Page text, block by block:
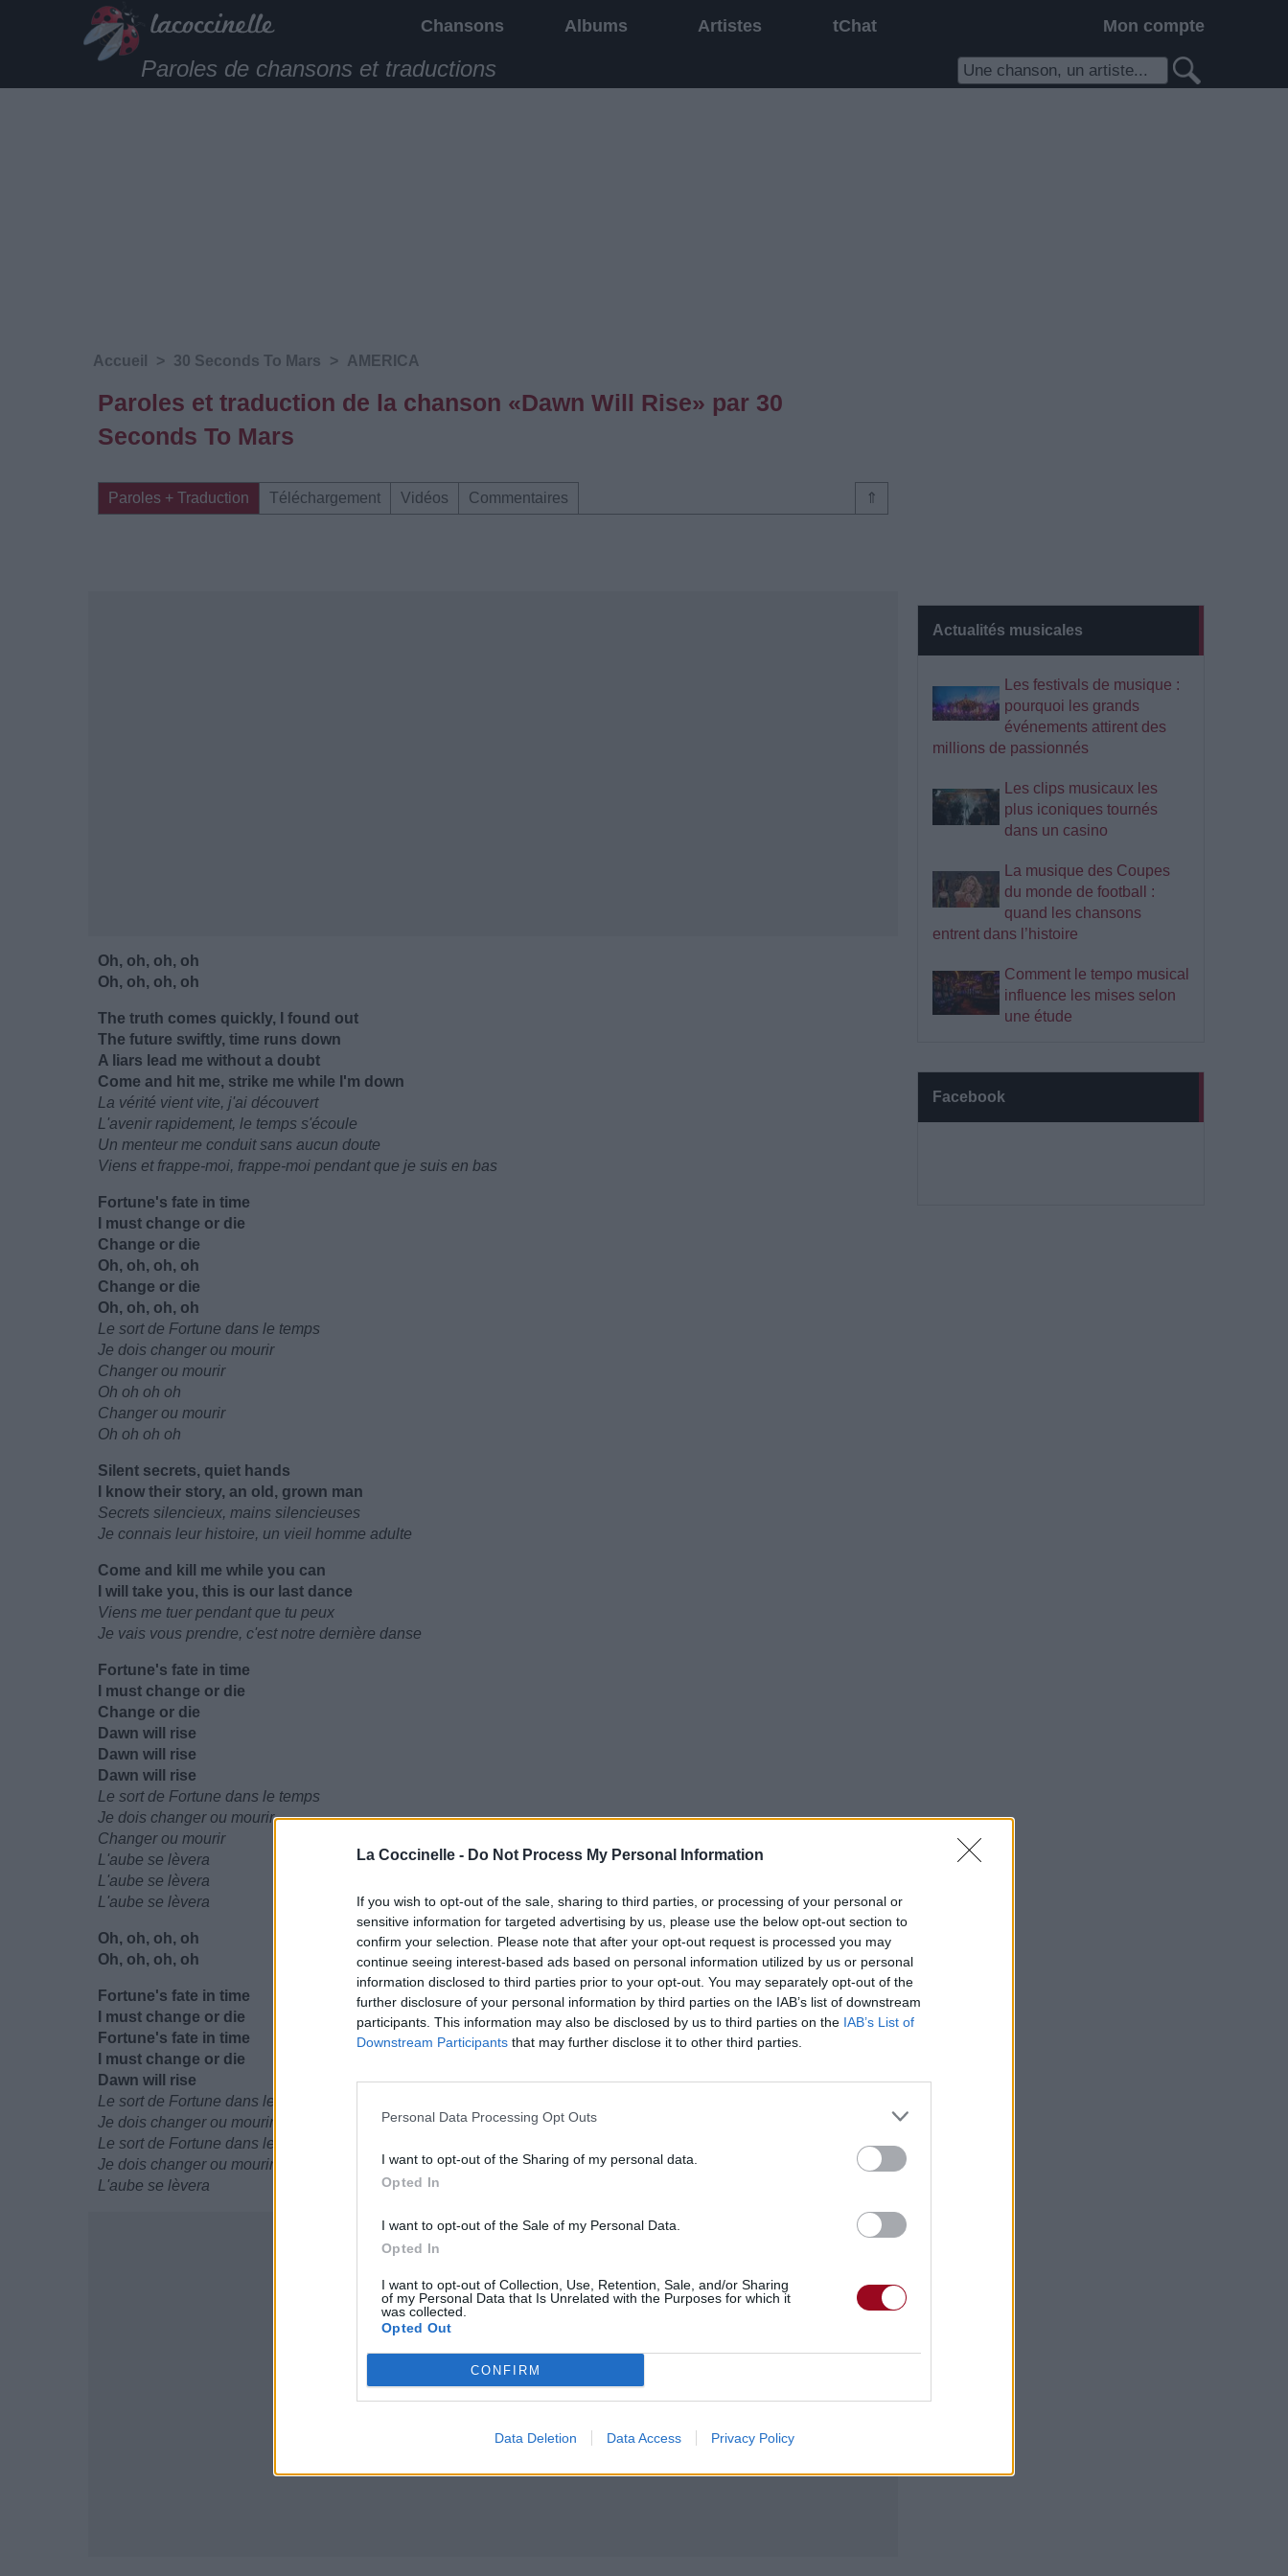
La Coccinelle - Do Not Process My Personal Information
If you wish to opt-out of the sale, sharing to third parties, or processing of your personal or
sensitive information for targeted advertising by us, please use the below opt-out section to
confirm your selection. Please note that after your opt-out request is processed you may
continue seeing interest-based ads based on personal information utilized by us or personal
information disclosed to third parties prior to your opt-out. You may separately opt-out of the
further disclosure of your personal information by third parties on the IAB’s list of downstream
participants. This information may also be disclosed by us to third parties on the IAB’s List of
Downstream Participants that may further disclose it to other third parties.
Personal Data Processing Opt Outs
I want to opt-out of the Sharing of my personal data.
Opted In
I want to opt-out of the Sale of my Personal Data.
Opted In
I want to opt-out of Collection, Use, Retention, Sale, and/or Sharing
of my Personal Data that Is Unrelated with the Purposes for which it
was collected.
Opted Out
CONFIRM
Data Deletion Data Access Privacy Policy
Chansons Albums Artistes tChat Mon compte
Paroles de chansons et traductions
Actualités musicales
Les festivals de musique :
pourquoi les grands
événements attirent des
millions de passionnés
Les clips musicaux les
plus iconiques tournés
dans un casino
La musique des Coupes
du monde de football :
quand les chansons
entrent dans l’histoire
Comment le tempo musical
influence les mises selon
une étude
Facebook
Accueil > 30 Seconds To Mars > AMERICA
Paroles et traduction de la chanson «Dawn Will Rise» par 30
Seconds To Mars
⇑
Paroles + Traduction Téléchargement Vidéos Commentaires
Oh, oh, oh, oh
Oh, oh, oh, oh
The truth comes quickly, I found out
The future swiftly, time runs down
A liars lead me without a doubt
Come and hit me, strike me while I'm down
La vérité vient vite, j'ai découvert
L'avenir rapidement, le temps s'écoule
Un menteur me conduit sans aucun doute
Viens et frappe-moi, frappe-moi pendant que je suis en bas
Fortune's fate in time
I must change or die
Change or die
Oh, oh, oh, oh
Change or die
Oh, oh, oh, oh
Le sort de Fortune dans le temps
Je dois changer ou mourir
Changer ou mourir
Oh oh oh oh
Changer ou mourir
Oh oh oh oh
Silent secrets, quiet hands
I know their story, an old, grown man
Secrets silencieux, mains silencieuses
Je connais leur histoire, un vieil homme adulte
Come and kill me while you can
I will take you, this is our last dance
Viens me tuer pendant que tu peux
Je vais vous prendre, c'est notre dernière danse
Fortune's fate in time
I must change or die
Change or die
Dawn will rise
Dawn will rise
Dawn will rise
Le sort de Fortune dans le temps
Je dois changer ou mourir
Changer ou mourir
L'aube se lèvera
L'aube se lèvera
L'aube se lèvera
Oh, oh, oh, oh
Oh, oh, oh, oh
Fortune's fate in time
I must change or die
Fortune's fate in time
I must change or die
Dawn will rise
Le sort de Fortune dans le temps
Je dois changer ou mourir
Le sort de Fortune dans le temps
Je dois changer ou mourir
L'aube se lèvera